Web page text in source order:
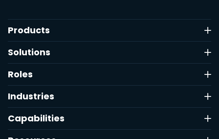
Products
Solutions
Roles
Industries
Capabilities